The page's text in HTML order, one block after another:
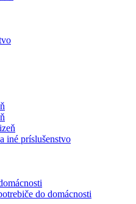
iné príslušenstvo
do domácnosti